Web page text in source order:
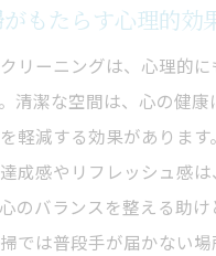
もたらす心理的効
リーニングは、心理的
清潔な空間は、心の健康
軽減する効果があります
成感やリフレッシュ感
のバランスを整える助け
では普段手が届かない